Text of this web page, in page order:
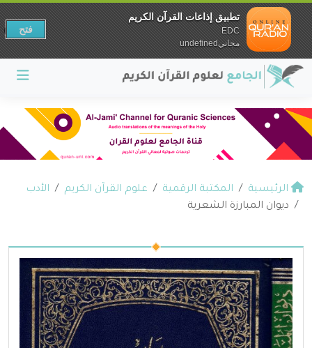
الرئيسية المكتبة الرقمية علوم القرآن الكريم
الأدب
ديوان المبارزة الشعرية
تطبيق إذاعات القرآن الكريم
EDC
مجانيundefined
فتح